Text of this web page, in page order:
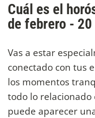
Cuál es el
de febrero -
Vas a estar
conectado con tus
los momentos
todo lo relacionado
puede aparecer